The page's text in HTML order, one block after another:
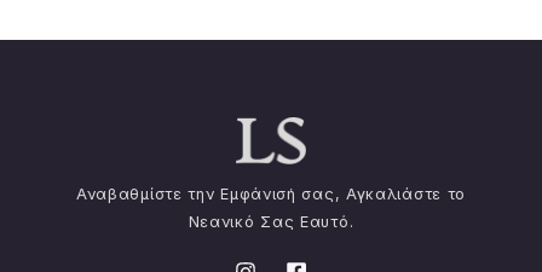
Αναβαθμίστε την Εμφάνισή σας, Αγκαλιάστε το
Νεανικό Σας Εαυτό.